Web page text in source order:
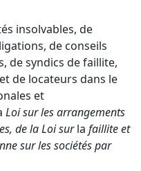
insolvables, de
de conseils
de syndics de faillite,
de locateurs dans le
et
Loi sur les arrangements
de la Loi surla faillite et
sur les sociétés par